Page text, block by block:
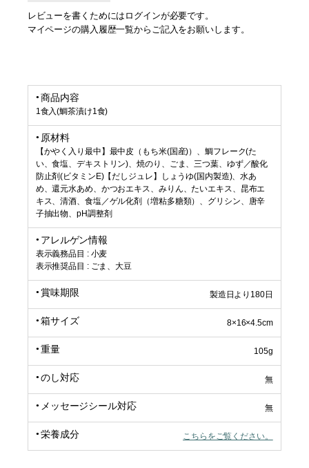
レビューを書くためにはログインが必要です。
マイページの購入履歴一覧からご記入をお願いします。
商品内容
1食入(鯛茶漬け1食)
原材料
【かやく入り最中】最中皮（もち米(国産)）、鯛フレーク(た
い、食塩、デキストリン)、焼のり、ごま、三つ葉、ゆず／酸化
防止剤(ビタミンE)【だしジュレ】しょうゆ(国内製造)、水あ
め、還元水あめ、かつおエキス、みりん、たいエキス、昆布エ
キス、清酒、食塩／ゲル化剤（増粘多糖類）、グリシン、唐辛
子抽出物、pH調整剤
アレルゲン情報
表示義務品目 : 小麦
表示推奨品目 : ごま、大豆
賞味期限 製造日より180日
箱サイズ 8×16×4.5cm
重量 105g
のし対応 無
メッセージシール対応 無
栄養成分 こちらをご覧ください。